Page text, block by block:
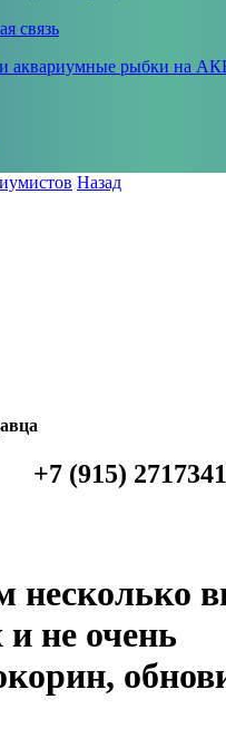
связь
Назад
+7 (915) 2717341
несколько
и не очень